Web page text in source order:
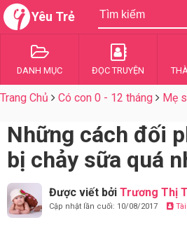
Yêu Trẻ
DANH MỤC ĐỌC TRUYỆN
Trang Chủ Có con 0 - 12 tháng Mẹ
Những cách đối
bị chảy sữa quá
Được viết bởi Trương Thị
Cập nhật lần cuối: 10/08/2017